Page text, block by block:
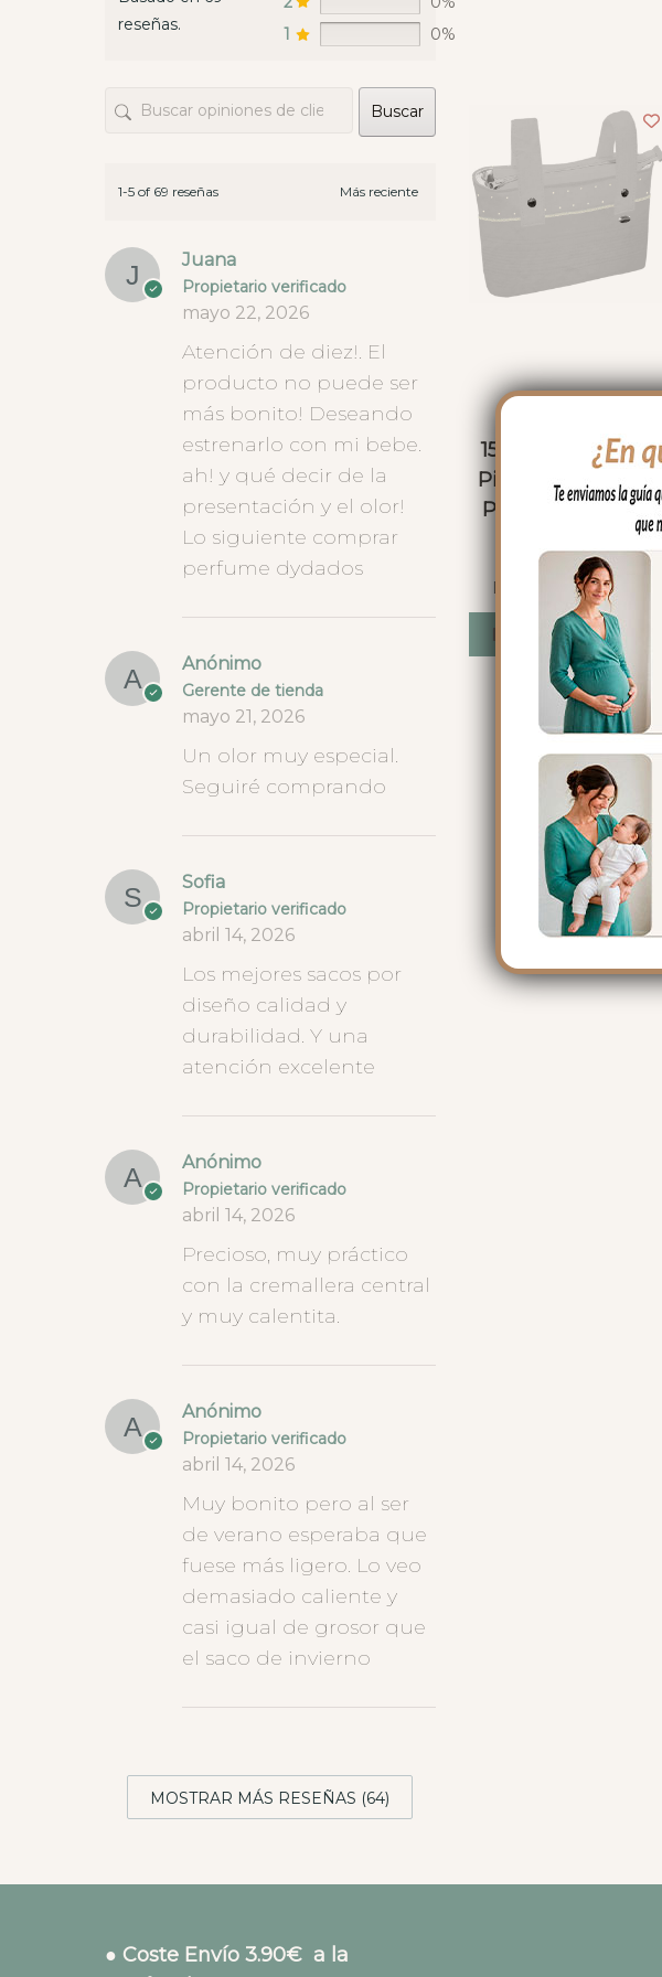
1569 Bolsos Leslie
Piqué Jaretas Gris
Puntilla y Topitos
Desde: 62.50
Seleccionar
un sábado por la tarde,
enviando fotos y vídeos de
hay tiendas y luego están
este tipo de empresas en
que da gusto gastar el
dinero
reseñas.
1
0%
Buscar
1-5 of 69 reseñas
Juana
Propietario verificado
mayo 22, 2026
Atención de diez!. El
producto no puede ser
más bonito! Deseando
estrenarlo con mi bebe.
ah! y qué decir de la
presentación y el olor!
Lo siguiente comprar
perfume dydados
Anónimo
Gerente de tienda
mayo 21, 2026
Un olor muy especial.
Seguiré comprando
Sofia
Propietario verificado
abril 14, 2026
Los mejores sacos por
diseño calidad y
durabilidad. Y una
atención excelente
Anónimo
Propietario verificado
abril 14, 2026
Precioso, muy práctico
con la cremallera central
y muy calentita.
Anónimo
Propietario verificado
abril 14, 2026
Muy bonito pero al ser
de verano esperaba que
fuese más ligero. Lo veo
demasiado caliente y
casi igual de grosor que
el saco de invierno
MOSTRAR MÁS RESEÑAS (64)
● Coste Envío 3.90€ a la